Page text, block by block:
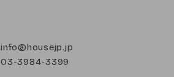
info@housejp.jp
03-3984-3399